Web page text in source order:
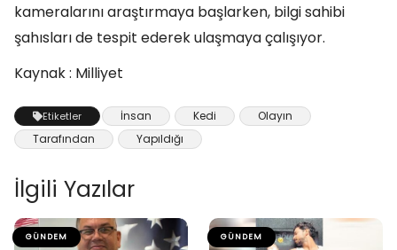
kameralarını araştırmaya başlarken, bilgi sahibi
şahısları de tespit ederek ulaşmaya çalışıyor.
Kaynak : Milliyet
Etiketler İnsan Kedi
Olayın
Tarafından
Yapıldığı
İlgili Yazılar
GÜNDEM GÜNDEM